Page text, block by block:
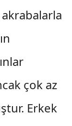
çok az
Erkek